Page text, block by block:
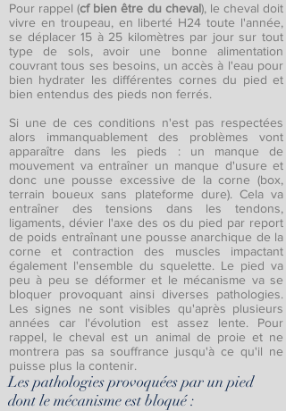
Pour rappel (cf bien être du cheval), le cheval doit
vivre en troupeau, en liberté H24 toute l'année,
se déplacer 15 à 25 kilomètres par jour sur tout
type de sols, avoir une bonne alimentation
couvrant tous ses besoins, un accès à l'eau pour
bien hydrater les différentes cornes du pied et
bien entendus des pieds non ferrés.
Si une de ces conditions n'est pas respectées
alors immanquablement des problèmes vont
apparaître dans les pieds : un manque de
mouvement va entraîner un manque d'usure et
donc une pousse excessive de la corne (box,
terrain boueux sans plateforme dure). Cela va
entraîner des tensions dans les tendons,
ligaments, dévier l'axe des os du pied par report
de poids entraînant une pousse anarchique de la
corne et contraction des muscles impactant
également l'ensemble du squelette. Le pied va
peu à peu se déformer et le mécanisme va se
bloquer provoquant ainsi diverses pathologies.
Les signes ne sont visibles qu'après plusieurs
années car l'évolution est assez lente. Pour
rappel, le cheval est un animal de proie et ne
montrera pas sa souffrance jusqu'à ce qu'il ne
puisse plus la contenir.
Les pathologies provoquées par un pied
dont le mécanisme est bloqué :